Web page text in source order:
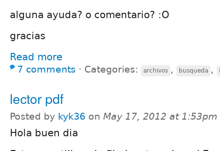
alguna ayuda? o comentario? :O
gracias
Read more
7 comments ⋅ Categories: archivos , busqueda ,
lector pdf
Posted by kyk36 on May 17, 2012 at 1:53pm
Hola buen dia